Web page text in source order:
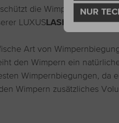
die Wimpern vor
LUXUS LASHES®
Art von
den Wimpern ein
Wimpernbiegungen, da
Wimpern zusätzliches
NUR